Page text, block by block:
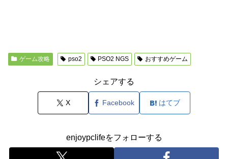
ゲーム攻略 pso2 PSO2 NGS おすすめゲーム
シェアする
X Facebook はてブ
enjoypclifeをフォローする